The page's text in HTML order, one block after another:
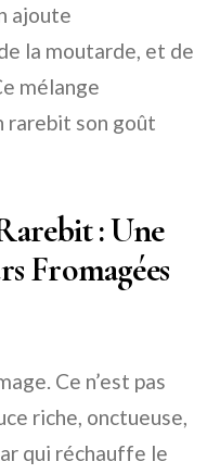
ajoute
la moutarde, et de
mélange
rarebit son goût
: Une
Fromagées
Ce n’est pas
riche, onctueuse,
qui réchauffe le